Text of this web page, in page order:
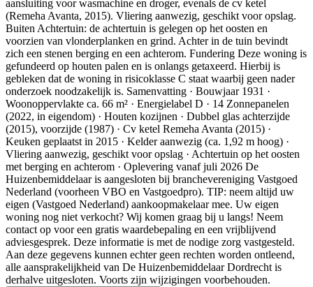
aansluiting voor wasmachine en droger, evenals de cv ketel
(Remeha Avanta, 2015). Vliering aanwezig, geschikt voor opslag.
Buiten Achtertuin: de achtertuin is gelegen op het oosten en
voorzien van vlonderplanken en grind. Achter in de tuin bevindt
zich een stenen berging en een achterom. Fundering Deze woning is
gefundeerd op houten palen en is onlangs getaxeerd. Hierbij is
gebleken dat de woning in risicoklasse C staat waarbij geen nader
onderzoek noodzakelijk is. Samenvatting · Bouwjaar 1931 ·
Woonoppervlakte ca. 66 m² · Energielabel D · 14 Zonnepanelen
(2022, in eigendom) · Houten kozijnen · Dubbel glas achterzijde
(2015), voorzijde (1987) · Cv ketel Remeha Avanta (2015) ·
Keuken geplaatst in 2015 · Kelder aanwezig (ca. 1,92 m hoog) ·
Vliering aanwezig, geschikt voor opslag · Achtertuin op het oosten
met berging en achterom · Oplevering vanaf juli 2026 De
Huizenbemiddelaar is aangesloten bij branchevereniging Vastgoed
Nederland (voorheen VBO en Vastgoedpro). TIP: neem altijd uw
eigen (Vastgoed Nederland) aankoopmakelaar mee. Uw eigen
woning nog niet verkocht? Wij komen graag bij u langs! Neem
contact op voor een gratis waardebepaling en een vrijblijvend
adviesgesprek. Deze informatie is met de nodige zorg vastgesteld.
Aan deze gegevens kunnen echter geen rechten worden ontleend,
alle aansprakelijkheid van De Huizenbemiddelaar Dordrecht is
derhalve uitgesloten. Voorts zijn wijzigingen voorbehouden.